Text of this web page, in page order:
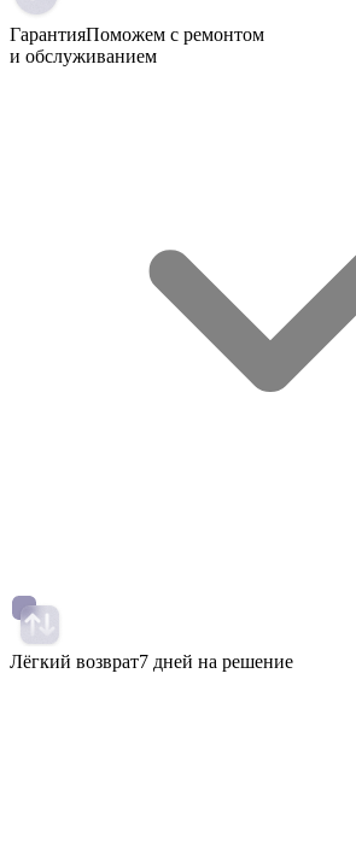
ГарантияПоможем с ремонтом
и обслуживанием
Лёгкий возврат7 дней на решение